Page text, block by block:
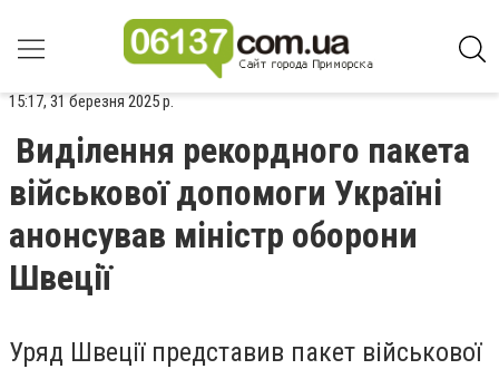
15:17, 31 березня 2025 р.
Виділення рекордного пакета
військової допомоги Україні
анонсував міністр оборони
Швеції
Уряд Швеції представив пакет військової